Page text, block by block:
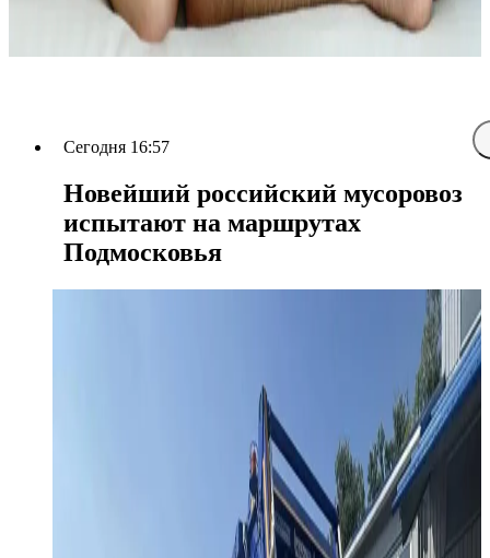
Сегодня 16:57
Новейший российский мусоровоз
испытают на маршрутах
Подмосковья